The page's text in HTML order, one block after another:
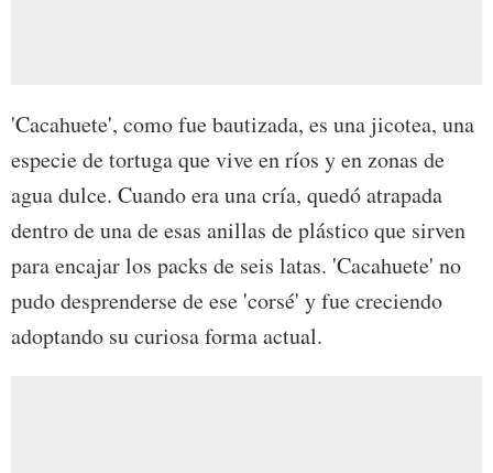
'Cacahuete', como fue bautizada, es una jicotea, una
especie de tortuga que vive en ríos y en zonas de
agua dulce. Cuando era una cría, quedó atrapada
dentro de una de esas anillas de plástico que sirven
para encajar los packs de seis latas. 'Cacahuete' no
pudo desprenderse de ese 'corsé' y fue creciendo
adoptando su curiosa forma actual.